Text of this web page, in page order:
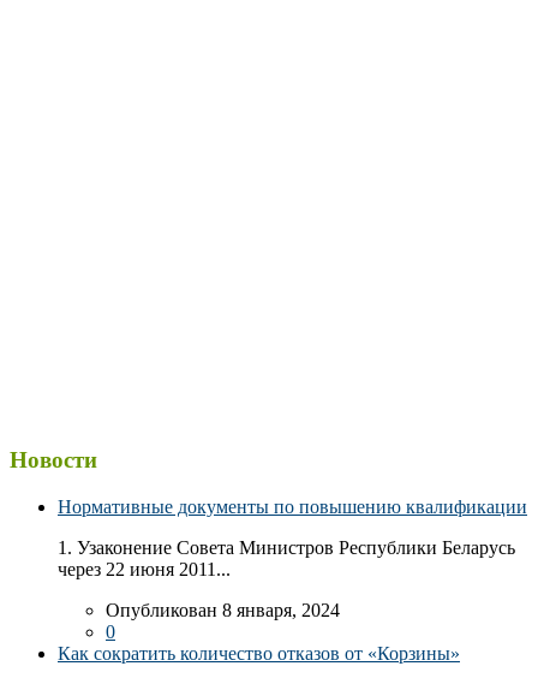
Новости
Нормативные документы по повышению квалификации
1. Узаконение Совета Министров Республики Беларусь
через 22 июня 2011...
Опубликован 8 января, 2024
0
Как сократить количество отказов от «Корзины»